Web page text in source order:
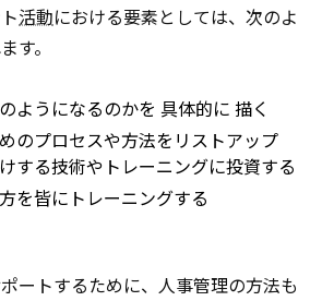
活動における要素としては、次のよ
す。
ようになるのかを 具体的に 描く
のプロセスや方法をリストアップ
する技術やトレーニングに投資する
を皆にトレーニングする
ートするために、人事管理の方法も